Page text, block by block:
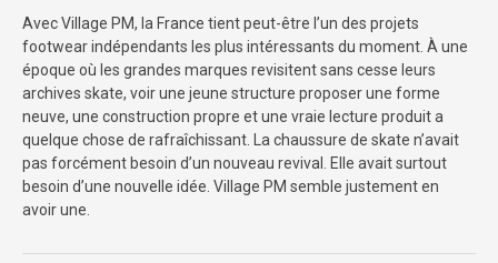
Avec Village PM, la France tient peut-être l’un des projets
footwear indépendants les plus intéressants du moment. À une
époque où les grandes marques revisitent sans cesse leurs
archives skate, voir une jeune structure proposer une forme
neuve, une construction propre et une vraie lecture produit a
quelque chose de rafraîchissant. La chaussure de skate n’avait
pas forcément besoin d’un nouveau revival. Elle avait surtout
besoin d’une nouvelle idée. Village PM semble justement en
avoir une.